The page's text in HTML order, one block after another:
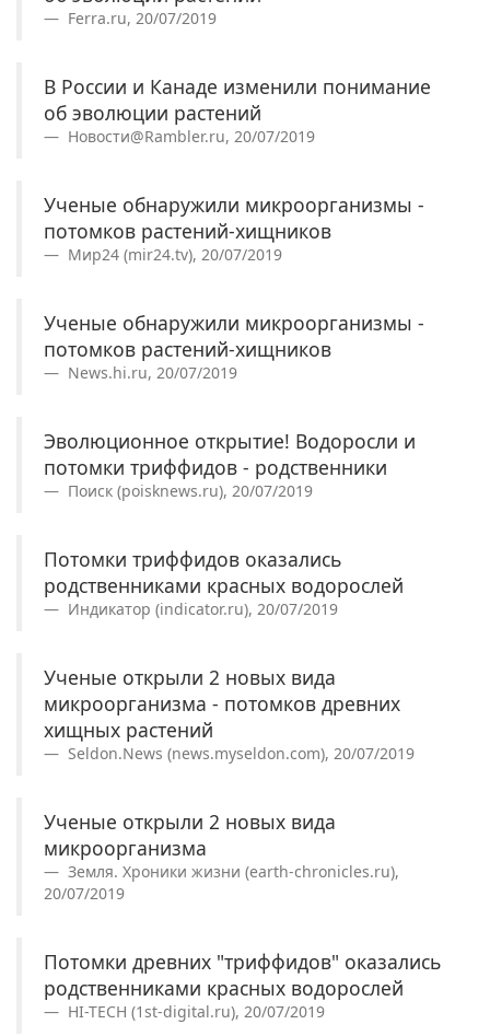
Ferra.ru, 20/07/2019
В России и Канаде изменили понимание
об эволюции растений
Новости@Rambler.ru, 20/07/2019
Ученые обнаружили микроорганизмы -
потомков растений-хищников
Мир24 (mir24.tv), 20/07/2019
Ученые обнаружили микроорганизмы -
потомков растений-хищников
News.hi.ru, 20/07/2019
Эволюционное открытие! Водоросли и
потомки триффидов - родственники
Поиск (poisknews.ru), 20/07/2019
Потомки триффидов оказались
родственниками красных водорослей
Индикатор (indicator.ru), 20/07/2019
Ученые открыли 2 новых вида
микроорганизма - потомков древних
хищных растений
Seldon.News (news.myseldon.com), 20/07/2019
Ученые открыли 2 новых вида
микроорганизма
Земля. Хроники жизни (earth-chronicles.ru),
20/07/2019
Потомки древних "триффидов" оказались
родственниками красных водорослей
HI-TECH (1st-digital.ru), 20/07/2019